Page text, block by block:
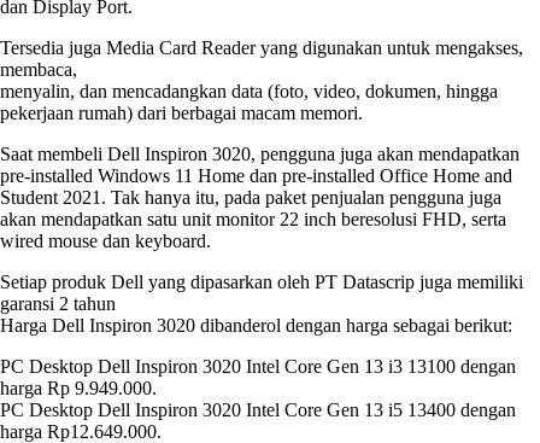
dan Display Port.
Tersedia juga Media Card Reader yang digunakan untuk mengakses,
membaca,
menyalin, dan mencadangkan data (foto, video, dokumen, hingga
pekerjaan rumah) dari berbagai macam memori.
Saat membeli Dell Inspiron 3020, pengguna juga akan mendapatkan
pre-installed Windows 11 Home dan pre-installed Office Home and
Student 2021. Tak hanya itu, pada paket penjualan pengguna juga
akan mendapatkan satu unit monitor 22 inch beresolusi FHD, serta
wired mouse dan keyboard.
Setiap produk Dell yang dipasarkan oleh PT Datascrip juga memiliki
garansi 2 tahun
Harga Dell Inspiron 3020 dibanderol dengan harga sebagai berikut:
PC Desktop Dell Inspiron 3020 Intel Core Gen 13 i3 13100 dengan
harga Rp 9.949.000.
PC Desktop Dell Inspiron 3020 Intel Core Gen 13 i5 13400 dengan
harga Rp12.649.000.